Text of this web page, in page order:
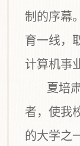
制的序幕
育一线，
计算机事
夏培
者，使我
的大学之